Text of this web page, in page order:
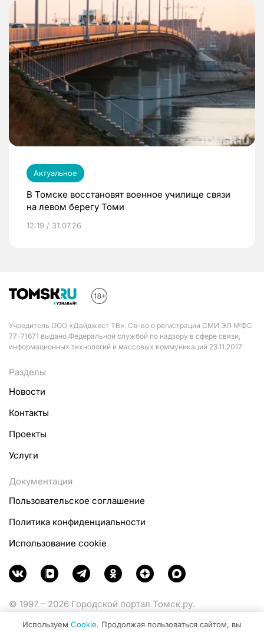
Актуальное
В Томске восстановят военное училище связи
на левом берегу Томи
12:19 / 31.07.26
Учредитель ООО «Дайджест ТВ». Св-во о регистрации СМИ ЭЛ №ФС
77-71671 выдано Федеральной службой по надзору в сфере связи,
информационных технологий и массовых коммуникаций 23.11.2017
Разделы
Новости
Контакты
Проекты
Услуги
Документация
Пользовательское соглашение
Политика конфиденциальности
Использование cookie
© 1997 – 2026 Городской портал Томск.ру.
Министерства цифрового развития, связи и массовых
Используем Cookie. Продолжая пользоваться сайтом, вы